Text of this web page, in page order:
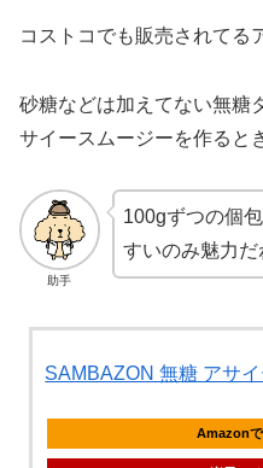
コストコでも販売されてる
砂糖などは加えてない無糖
サイースムージーを作ると
助手
100gずつの個
すいのみ魅力だ
SAMBAZON 無糖 アサ
Amazon